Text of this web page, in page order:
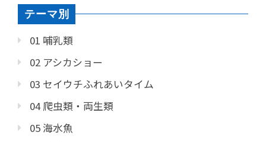
テーマ別
01 哺乳類
02 アシカショー
03 セイウチふれあいタイム
04 爬虫類・両生類
05 海水魚